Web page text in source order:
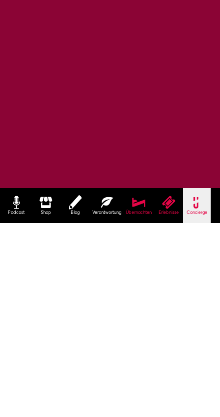
Podcast Shop Blog Verantwortung Übernachten Erlebnisse Concierge